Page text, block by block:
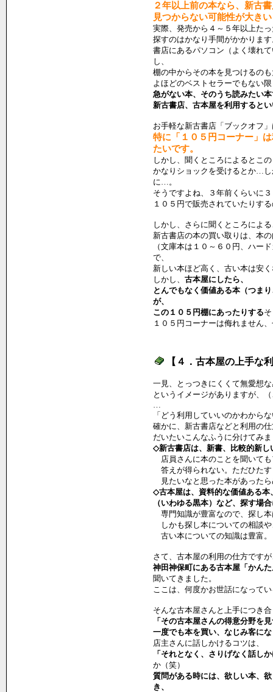
２年以上前の本なら、新古
見つからない可能性が大きい
実際、発売から４～５年以上た
探すのはかなり手間がかかりま
書店にあるパソコン（よく壊れ
し、
棚の中からその本を見つけるの
よほどのベストセラーでもない
急がない本、そのうち読みたい
新古書店、古本屋を利用すると
お手軽な新古書店「ブックオフ
特に「１０５円コーナー」
たいです。
しかし、聞くところによるとこ
かなりショックを受けるとか…
に…。
そうですよね、３年前くらいに
１０５円で販売されていたりす
しかし、さらに聞くところによ
新古書店の本の買い取りは、本
（文庫本は１０～６０円、ハー
で、
新しい本ほど高く、古い本は安
しかし、 古本屋にしたら、
とんでもなく価値ある本（つま
が、
この１０５円棚にあったりする
１０５円コーナーは侮れません
【４．古本屋の上手な
一見、とっつきにくくて無愛想
というイメージがありますが、
…
「どう利用していいのかわから
確かに、新古書店などと利用の
だいたいこんなふうに分けてみ
◇新古書店は、新書、比較的新し
店員さんに本のことを聞いて
答えが得られない。ただひた
見たいなと思った本があった
◇古本屋は、資料的な価値ある
（いわゆる黒本）など、探す場
専門知識が豊富なので、探し
しかも探し本についての相談
古い本についての知識は豊富。
さて、古本屋の利用の仕方です
神田神保町にある古本屋「かん
聞いてきました。
ここは、何度かお世話になって
そんな古本屋さんと上手につき
「その古本屋さんの得意分野を
一度でも本を買い、なじみ客に
店主さんに話しかけるコツは、
「それとなく、さりげなく話し
か（笑）
質問がある時には、欲しい本、
き、